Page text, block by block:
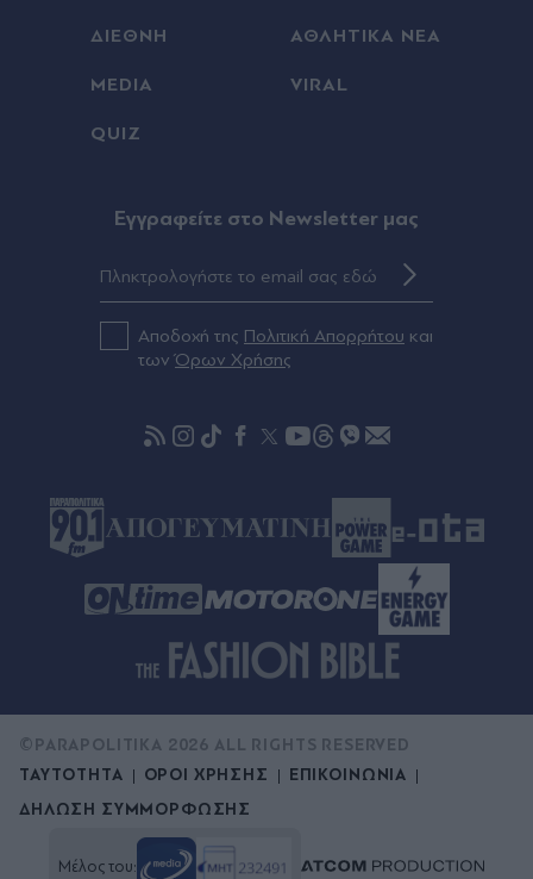
ΔΙΕΘΝΗ ΑΘΛΗΤΙΚΑ ΝΕΑ
MEDIA VIRAL
QUIZ
Eγγραφείτε στο Newsletter μας
Αποδοχή της Πολιτική Απορρήτου και
τωνΌρων Χρήσης
ΤΑΥΤΟΤΗΤΑ ΟΡΟΙ ΧΡΗΣΗΣ
ΕΠΙΚΟΙΝΩΝΙΑ
ΔΗΛΩΣΗ ΣΥΜΜΟΡΦΩΣΗΣ
©PARAPOLITIKA 2026 ALL RIGHTS RESERVED
Μέλος του: